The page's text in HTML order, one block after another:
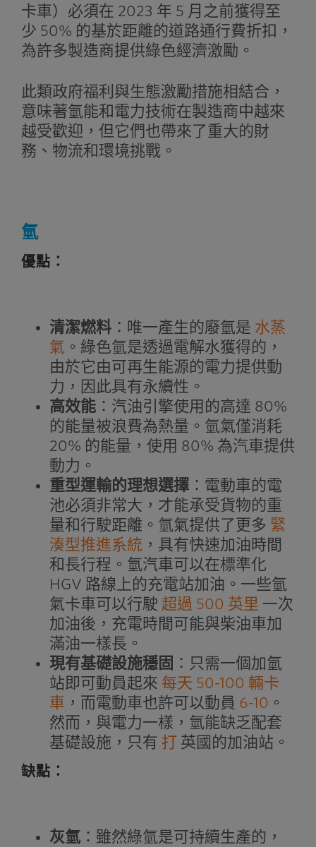
卡車）必須在 2023 年 5 月之前獲得至
少 50% 的基於距離的道路通行費折扣，
為許多製造商提供綠色經濟激勵。
此類政府福利與生態激勵措施相結合，
意味著氫能和電力技術在製造商中越來
越受歡迎，但它們也帶來了重大的財
務、物流和環境挑戰。
氫
優點：
清潔燃料：唯一產生的廢氫是 水蒸
氣 。綠色氫是透過電解水獲得的，
由於它由可再生能源的電力提供動
力，因此具有永續性。
高效能：汽油引擎使用的高達 80%
的能量被浪費為熱量。氫氣僅消耗
20% 的能量，使用 80% 為汽車提供
動力。
重型運輸的理想選擇：電動車的電
池必須非常大，才能承受貨物的重
量和行駛距離。氫氣提供了更多 緊
湊型推進系統 ，具有快速加油時間
和長行程。氫汽車可以在標準化
HGV 路線上的充電站加油。一些氫
氣卡車可以行駛 超過 500 英里 一次
加油後，充電時間可能與柴油車加
滿油一樣長。
現有基礎設施穩固 ：只需一個加氫
站即可動員起來 每天 50-100 輛卡
車 ，而電動車也許可以動員 6-10 。
然而，與電力一樣，氫能缺乏配套
基礎設施，只有 打 英國的加油站。
缺點：
灰氫：雖然綠氫是可持續生產的，